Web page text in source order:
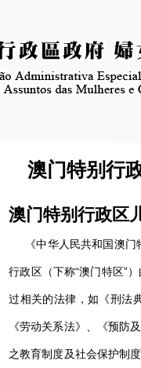
澳门特别行
澳门特别行政区
《中华人民共和国澳门
行政区（下称“澳门特区”
过相关的法律，如《刑法
《劳动关系法》、《预防
之教育制度及社会保护制